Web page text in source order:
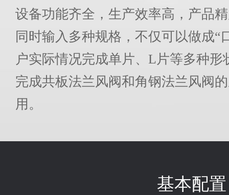
设备功能齐全，生产效率高，产品
同时输入多种规格，不仅可以做成“
户实际情况完成单片、L片等多种
完成共板法兰风阀和角钢法兰风阀
用。
基本配置